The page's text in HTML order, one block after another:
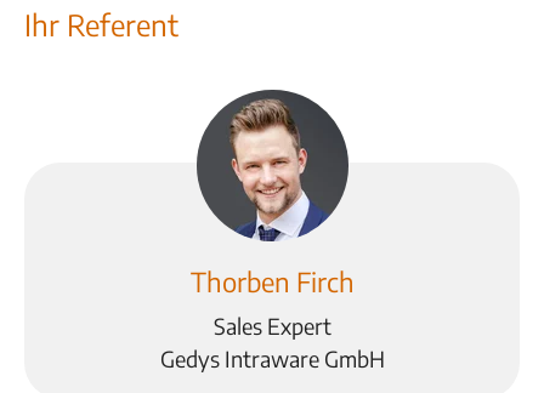
Ihr Referent
Thorben Firch
Sales Expert
Gedys Intraware GmbH